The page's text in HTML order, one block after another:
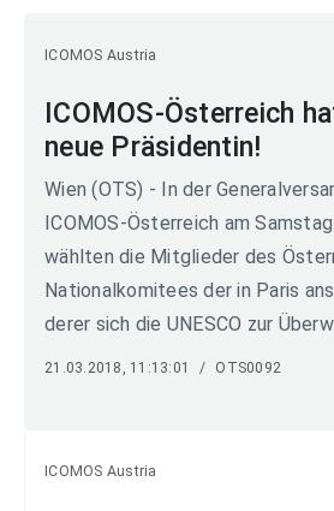
ICOMOS Austria
ICOMOS-Österreich
neue Präsidentin!
Wien (OTS) - In der
ICOMOS-Österreich am
wählten die Mitglieder des
Nationalkomitees der in Paris
derer sich die UNESCO zur
21.03.2018, 11:13:01 / OTS0092
ICOMOS Austria